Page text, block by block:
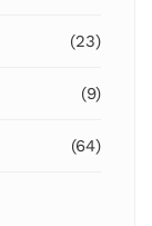
(23)
(9)
(64)